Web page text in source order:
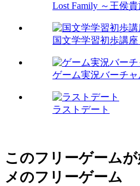
Lost Family ～王侯貴
国文学学習初歩講座
ゲーム実況バーチ
ラストデート
このフリーゲーム
メのフリーゲーム